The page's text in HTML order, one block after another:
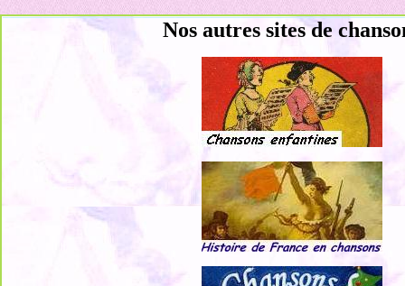
Nos autres sites de